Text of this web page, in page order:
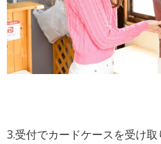
3.受付でカードケースを受け取